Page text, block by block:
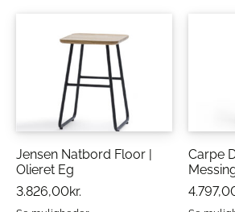
varianter.
Mulighederne
Jensen Natbord Floor |
Olieret Eg
3.826,00kr.
Carpe